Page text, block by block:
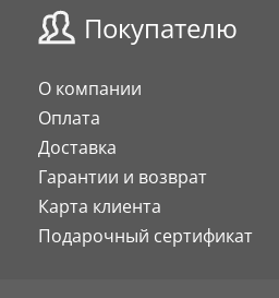
Покупателю
О компании
Оплата
Доставка
Гарантии и возврат
Карта клиента
Подарочный сертификат